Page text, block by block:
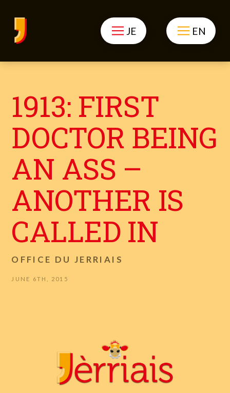
JE EN
1913: FIRST
DOCTOR BEING
AN ASS –
ANOTHER IS
CALLED IN
OFFICE DU JERRIAIS
JUNE 6TH, 2015